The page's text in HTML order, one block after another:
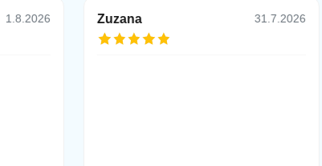
1.8.2026 Zuzana 31.7.2026